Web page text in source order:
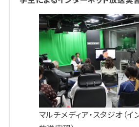
マルチメディア・スタジオ（イ